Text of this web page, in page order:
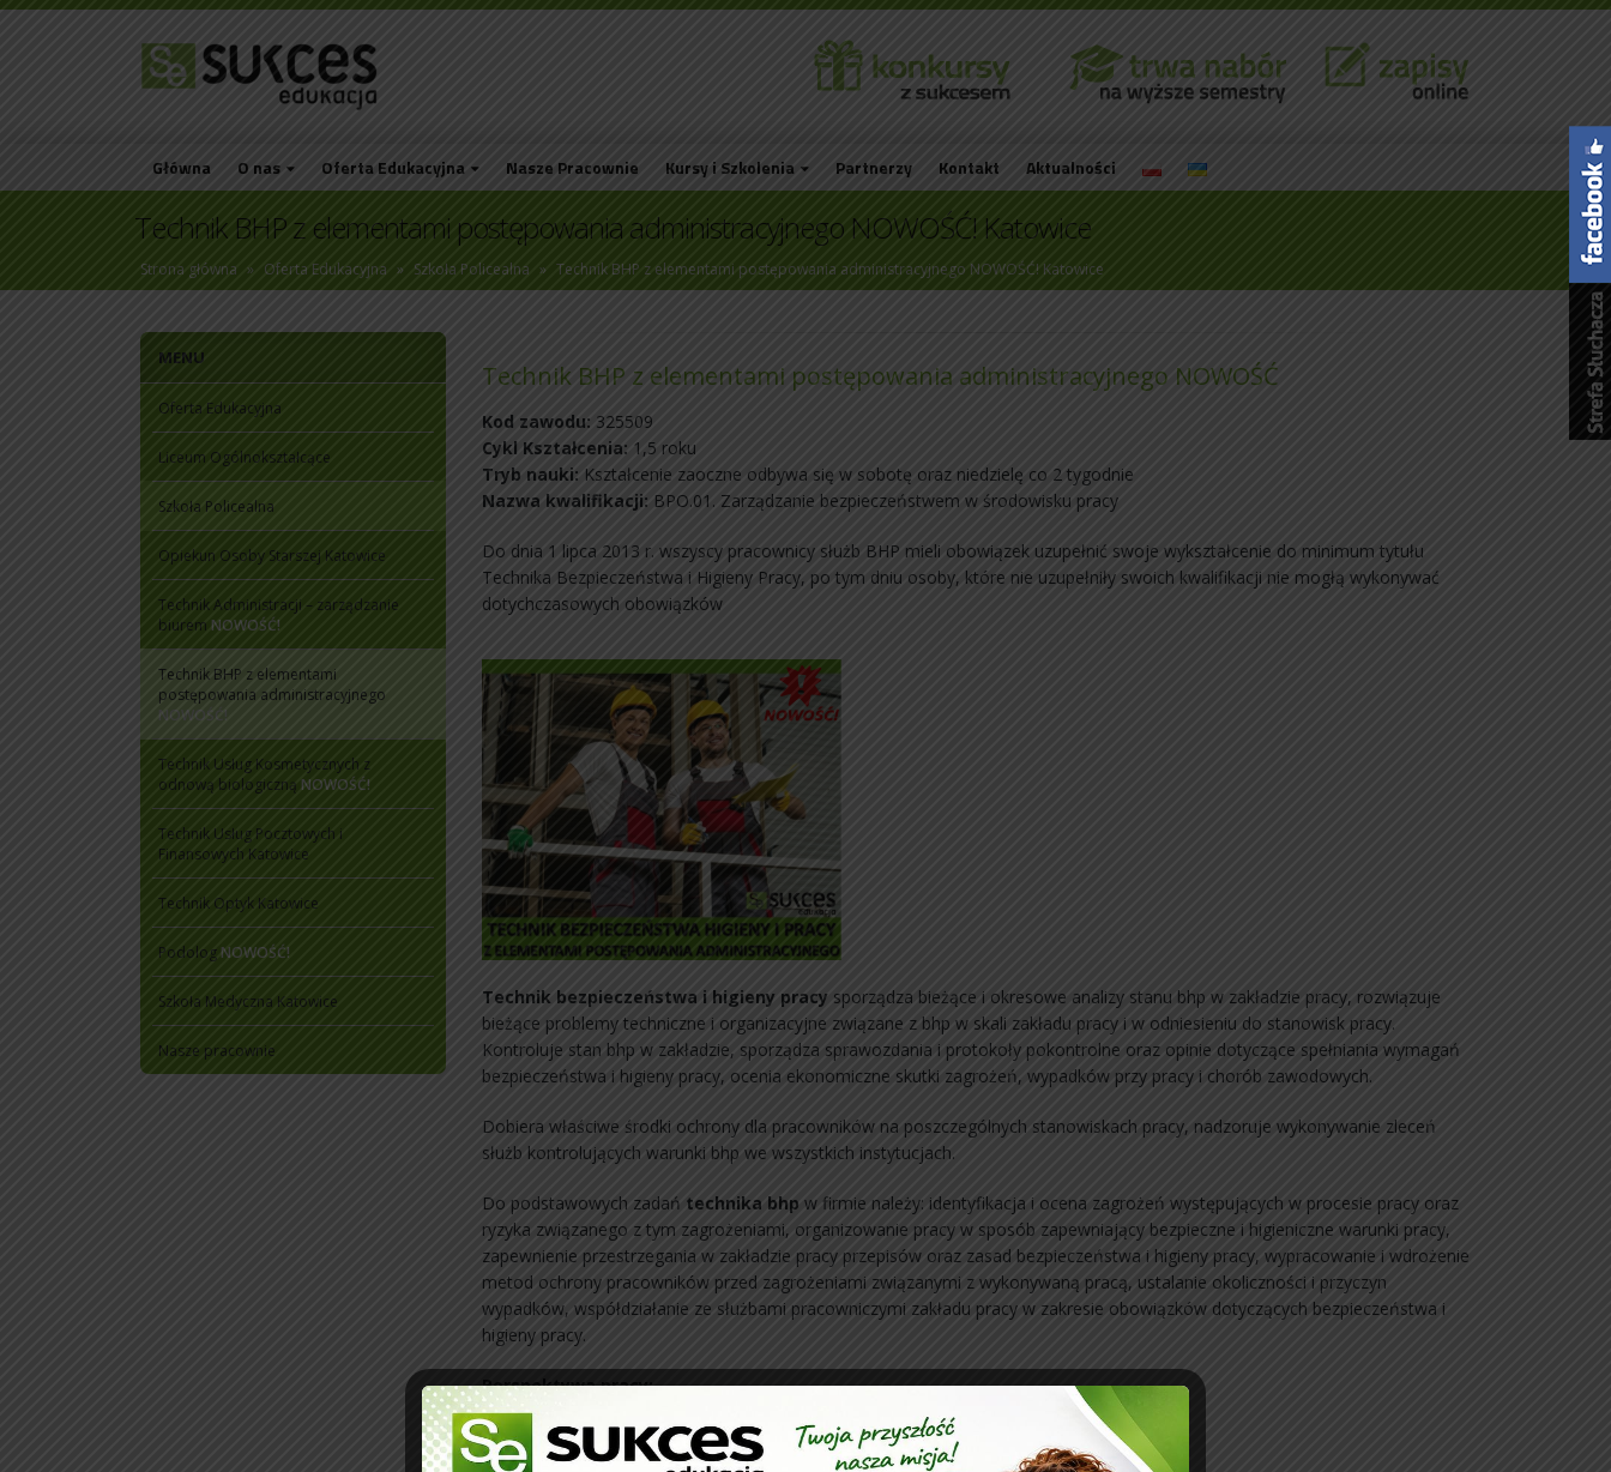
Główna O nas Oferta Edukacyjna Nasze Pracownie Kursy i Szkolenia Partnerzy Kontakt Aktualności
Technik BHP z elementami postępowania administracyjnego NOWOŚĆ! Katowice
Strona główna » Oferta Edukacyjna » Szkoła Policealna » Technik BHP z elementami postępowania administracyjnego NOWOŚĆ! Katowice
Technik BHP z elementami postępowania administracyjnego NOWOŚĆ
Kod zawodu: 325509
Cykl Kształcenia: 1,5 roku
Tryb nauki: Kształcenie zaoczne odbywa się w sobotę oraz niedzielę co 2 tygodnie
Nazwa kwalifikacji: BPO.01. Zarządzanie bezpieczeństwem w środowisku pracy
Do dnia 1 lipca 2013 r. wszyscy pracownicy służb BHP mieli obowiązek uzupełnić swoje wykształcenie do minimum tytułu
Technika Bezpieczeństwa i Higieny Pracy, po tym dniu osoby, które nie uzupełniły swoich kwalifikacji nie mogłą wykonywać
dotychczasowych obowiązków
Technik bezpieczeństwa i higieny pracy sporządza bieżące i okresowe analizy stanu bhp w zakładzie pracy, rozwiązuje
bieżące problemy techniczne i organizacyjne związane z bhp w skali zakładu pracy i w odniesieniu do stanowisk pracy.
Kontroluje stan bhp w zakładzie, sporządza sprawozdania i protokoły pokontrolne oraz opinie dotyczące spełniania wymagań
bezpieczeństwa i higieny pracy, ocenia ekonomiczne skutki zagrożeń, wypadków przy pracy i chorób zawodowych.
Dobiera właściwe środki ochrony dla pracowników na poszczególnych stanowiskach pracy, nadzoruje wykonywanie zleceń
służb kontrolujących warunki bhp we wszystkich instytucjach.
Do podstawowych zadań technika bhp w firmie należy: identyfikacja i ocena zagrożeń występujących w procesie pracy oraz
ryzyka związanego z tym zagrożeniami, organizowanie pracy w sposób zapewniający bezpieczne i higieniczne warunki pracy,
zapewnienie przestrzegania w zakładzie pracy przepisów oraz zasad bezpieczeństwa i higieny pracy, wypracowanie i wdrożenie
metod ochrony pracowników przed zagrożeniami związanymi z wykonywaną pracą, ustalanie okoliczności i przyczyn
wypadków, współdziałanie ze służbami pracowniczymi zakładu pracy w zakresie obowiązków dotyczących bezpieczeństwa i
higieny pracy.
Perspektywa pracy:
– przedsiębiorstwa
– instytucje i organizacje prowadzących działy higieny i bezpieczeństwa pracy
MENU
Oferta Edukacyjna
Liceum Ogólnokształcące
Szkoła Policealna
Opiekun Osoby Starszej Katowice
Technik Administracji – zarządzanie
biurem NOWOŚĆ!
Technik BHP z elementami
postępowania administracyjnego
NOWOŚĆ!
Technik Usług Kosmetycznych z
odnową biologiczną NOWOŚĆ!
Technik Usług Pocztowych i
Finansowych Katowice
Technik Optyk Katowice
PodologNOWOŚĆ!
Szkoła Medyczna Katowice
Nasze pracownie